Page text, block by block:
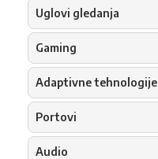
Uglovi gledanja
Gaming
Adaptivne tehnologije
Portovi
Audio